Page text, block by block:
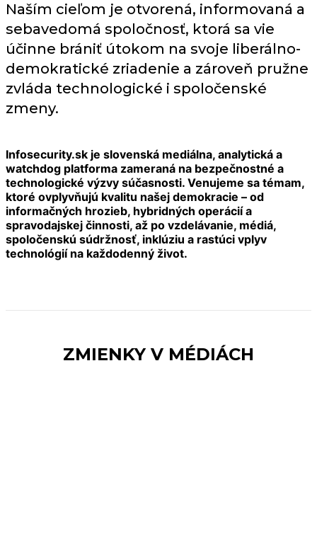
Naším cieľom je otvorená, informovaná a
sebavedomá spoločnosť, ktorá sa vie
účinne brániť útokom na svoje liberálno-
demokratické zriadenie a zároveň pružne
zvláda technologické i spoločenské
zmeny.
Infosecurity.sk je slovenská mediálna, analytická a
watchdog platforma zameraná na bezpečnostné a
technologické výzvy súčasnosti. Venujeme sa témam,
ktoré ovplyvňujú kvalitu našej demokracie – od
informačných hrozieb, hybridných operácií a
spravodajskej činnosti, až po vzdelávanie, médiá,
spoločenskú súdržnosť, inklúziu a rastúci vplyv
technológií na každodenný život.
ZMIENKY V MÉDIÁCH